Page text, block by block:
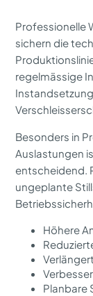
Professionelle
sichern die
regelmässige
Besonders in
Auslastungen
entscheidend.
ungeplante
Höhere
Planbare